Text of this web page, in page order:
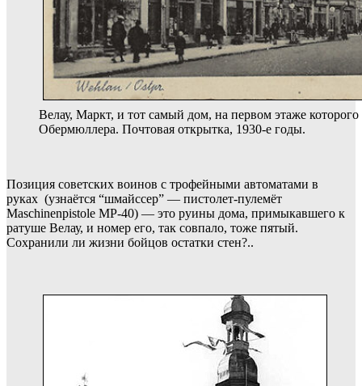
Велау, Маркт, и тот самый дом, на первом этаже которого
Обермюллера. Почтовая открытка, 1930-е годы.
Позиция советских воинов с трофейными автоматами в
руках (узнаётся “шмайссер” — пистолет-пулемёт
Maschinenpistole МР-40) — это руины дома, примыкавшего к
ратуше Велау, и номер его, так совпало, тоже пятый.
Сохранили ли жизни бойцов остатки стен?..